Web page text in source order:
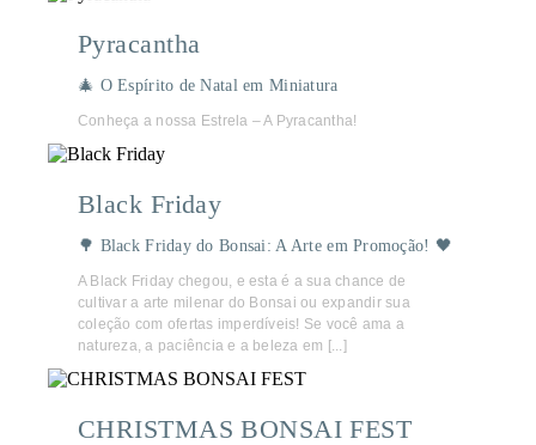
Pyracantha
🎄 O Espírito de Natal em Miniatura
Conheça a nossa Estrela – A Pyracantha!
Black Friday
🌳 Black Friday do Bonsai: A Arte em Promoção! 🖤
A Black Friday chegou, e esta é a sua chance de
cultivar a arte milenar do Bonsai ou expandir sua
coleção com ofertas imperdíveis! Se você ama a
natureza, a paciência e a beleza em [...]
CHRISTMAS BONSAI FEST